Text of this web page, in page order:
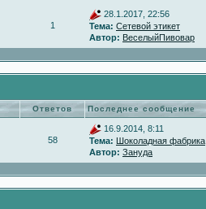
1
28.1.2017, 22:56
Тема: Сетевой этикет
Автор: ВеселыйПивовар
Ответов Последнее сообщение
58
16.9.2014, 8:11
Тема: Шоколадная фабрика
Автор: Зануда